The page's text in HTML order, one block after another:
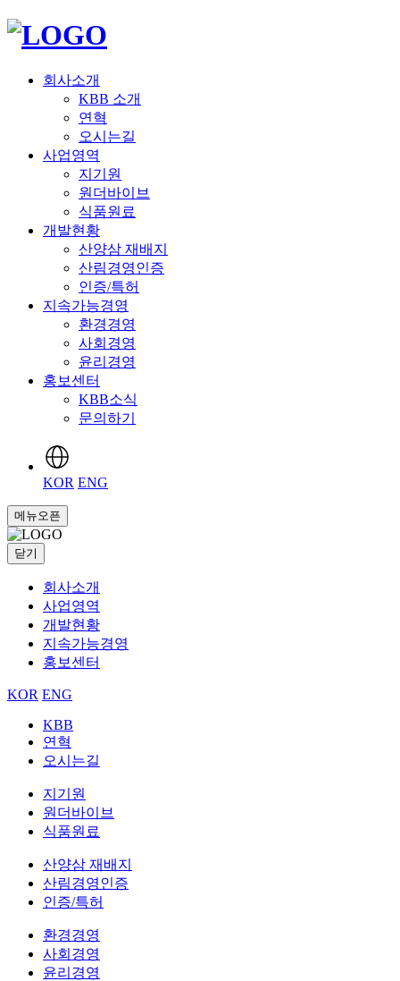
회사소개
KBB 소개
연혁
오시는길
사업영역
지기원
원더바이브
식품원료
개발현황
산양삼 재배지
산림경영인증
인증/특허
지속가능경영
환경경영
사회경영
윤리경영
홍보센터
KBB소식
문의하기
KOR ENG
메뉴오픈
닫기
회사소개
사업영역
개발현황
지속가능경영
홍보센터
KOR ENG
KBB
연혁
오시는길
지기원
원더바이브
식품원료
산양삼 재배지
산림경영인증
인증/특허
환경경영
사회경영
윤리경영